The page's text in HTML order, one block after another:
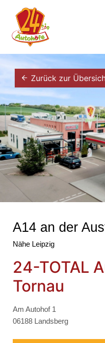
Zurück zur
A14 an der
Nähe Leipzig
24-TOTAL
Tornau
Am Autohof 1
06188 Landsberg